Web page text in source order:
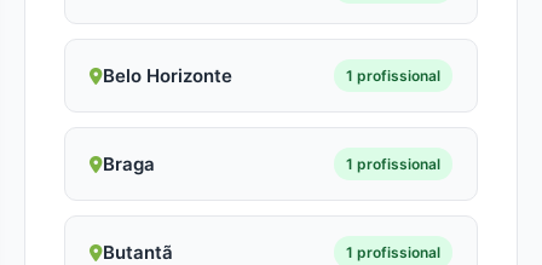
Belo Horizonte 1 profissional
Braga 1 profissional
Butantã 1 profissional